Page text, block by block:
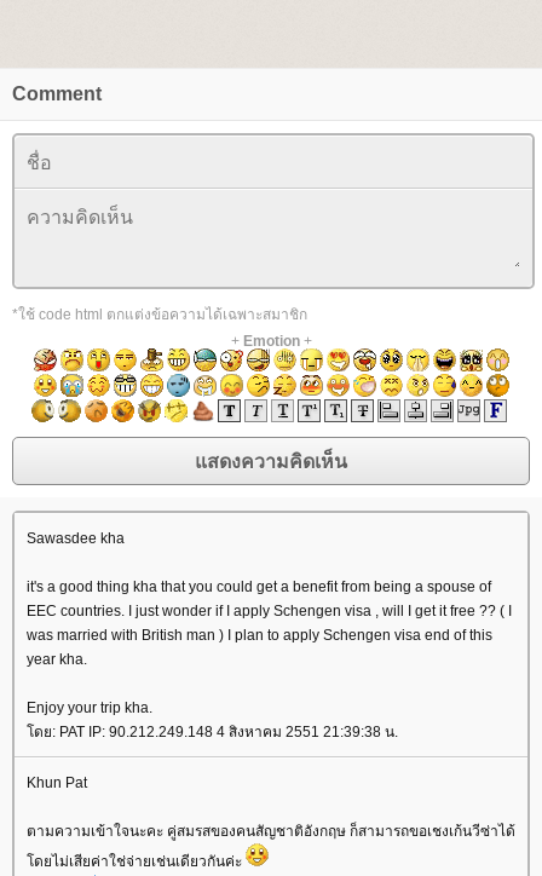
Comment
*ใช้ code html ตกแต่งข้อความได้เฉพาะสมาชิก
+ Emotion+
Sawasdee kha
it's a good thing kha that you could get a benefit from being a spouse of
EEC countries. I just wonder if I apply Schengen visa , will I get it free ?? ( I
was married with British man ) I plan to apply Schengen visa end of this
year kha.
Enjoy your trip kha.
ดย: PAT IP: 90.212.249.148 4 สิงหาคม 2551 21:39:38 น.
Khun Pat
ตามความเข้าใจนะคะ คู่สมรสของคนสัญชาติอังกฤษ ก็สามารถขอเชงเก้นวีซ่าได้
ดยไม่เสียค่าใช่จ่ายเช่นเดียวกันค่ะ